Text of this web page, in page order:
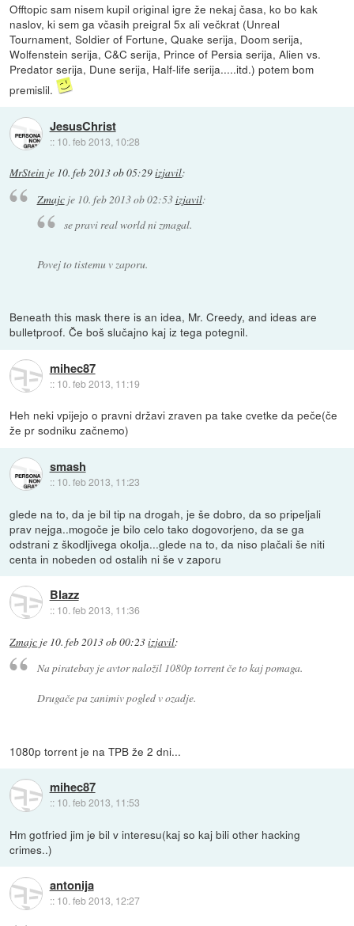
Offtopic sam nisem kupil original igre že nekaj časa, ko bo kak
naslov, ki sem ga včasih preigral 5x ali večkrat (Unreal
Tournament, Soldier of Fortune, Quake serija, Doom serija,
Wolfenstein serija, C&C serija, Prince of Persia serija, Alien vs.
Predator serija, Dune serija, Half-life serija.....itd.) potem bom
premislil.
JesusChrist
:: 10. feb 2013, 10:28
MrStein je 10. feb 2013 ob 05:29izjavil:
Zmajcje 10. feb 2013 ob 02:53izjavil:
se pravi real world ni zmagal.
Povej to tistemu v zaporu.
Beneath this mask there is an idea, Mr. Creedy, and ideas are
bulletproof. Če boš slučajno kaj iz tega potegnil.
mihec87
:: 10. feb 2013, 11:19
Heh neki vpijejo o pravni državi zraven pa take cvetke da peče(če
že pr sodniku začnemo)
smash
:: 10. feb 2013, 11:23
glede na to, da je bil tip na drogah, je še dobro, da so pripeljali
prav nejga..mogoče je bilo celo tako dogovorjeno, da se ga
odstrani z škodljivega okolja...glede na to, da niso plačali še niti
centa in nobeden od ostalih ni še v zaporu
Blazz
:: 10. feb 2013, 11:36
Zmajc je 10. feb 2013 ob 00:23izjavil:
Na piratebay je avtor naložil 1080p torrent če to kaj pomaga.
Drugače pa zanimiv pogled v ozadje.
1080p torrent je na TPB že 2 dni...
mihec87
:: 10. feb 2013, 11:53
Hm gotfried jim je bil v interesu(kaj so kaj bili other hacking
crimes..)
antonija
:: 10. feb 2013, 12:27